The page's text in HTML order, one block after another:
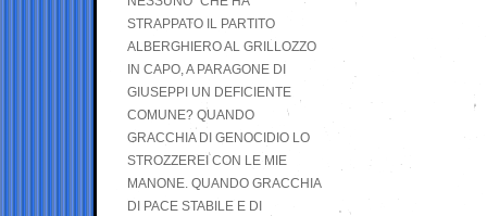
STRAPPATO IL PARTITO
ALBERGHIERO AL GRILLOZZO
IN CAPO, A PARAGONE DI
GIUSEPPI UN DEFICIENTE
COMUNE? QUANDO
GRACCHIA DI GENOCIDIO LO
STROZZEREI CON LE MIE
MANONE. QUANDO GRACCHIA
DI PACE STABILE E DI